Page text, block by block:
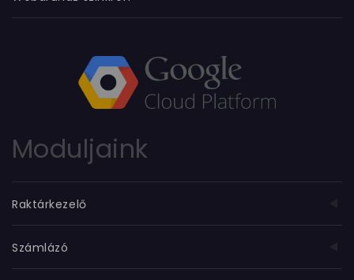
Moduljaink
Raktárkezelő
Számlázó